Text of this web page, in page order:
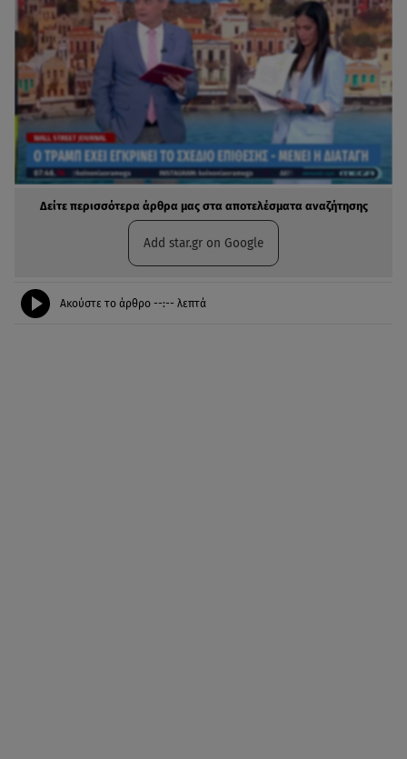
Δείτε περισσότερα άρθρα μας στα αποτελέσματα αναζήτησης
Add star.gr on Google
Ακούστε το άρθρο --:-- λεπτά